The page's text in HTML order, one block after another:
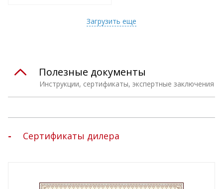
Загрузить еще
Инструкции, сертификаты, экспертные заключения
Полезные документы
Сертификаты дилера